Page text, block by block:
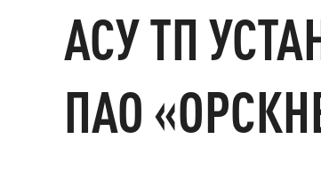
АСУ ТП
ПАО